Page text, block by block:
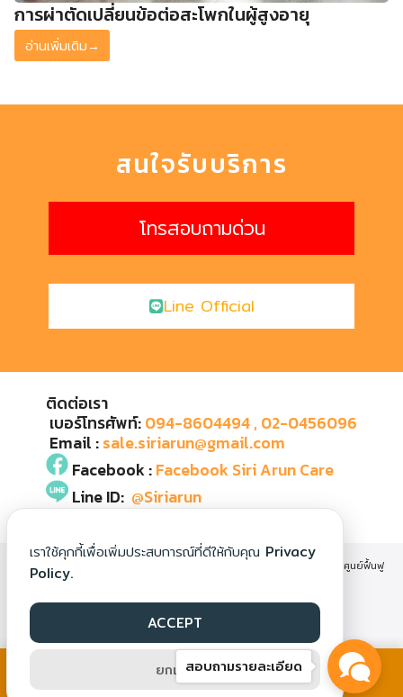
การผ่าตัดเปลี่ยนข้อต่อสะโพกในผู้สูงอายุ
อ่านเพิ่มเติม→
สนใจรับบริการ
โทรสอบถามด่วน
Line Official
ติดต่อเรา
เบอร์โทรศัพท์:094-8604494, 02-0456096
Email :sale.siriarun@gmail.com
Facebook :Facebook Siri Arun Care
Line ID: @Siriarun
SIRIARUNCARE : RECOVERY CARE AND NURSING HOME CENTER ศูนย์ฟื้นฟู
สอบถามรายละเอียด
เราใช้คุกกี้เพื่อเพิ่มประสบการณ์ที่ดีให้กับคุณ Privacy
Policy.
ACCEPT
ยกเลิก